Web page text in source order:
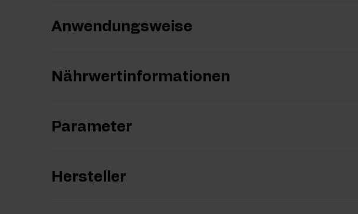
Anwendungsweise
Nährwertinformationen
Parameter
Hersteller